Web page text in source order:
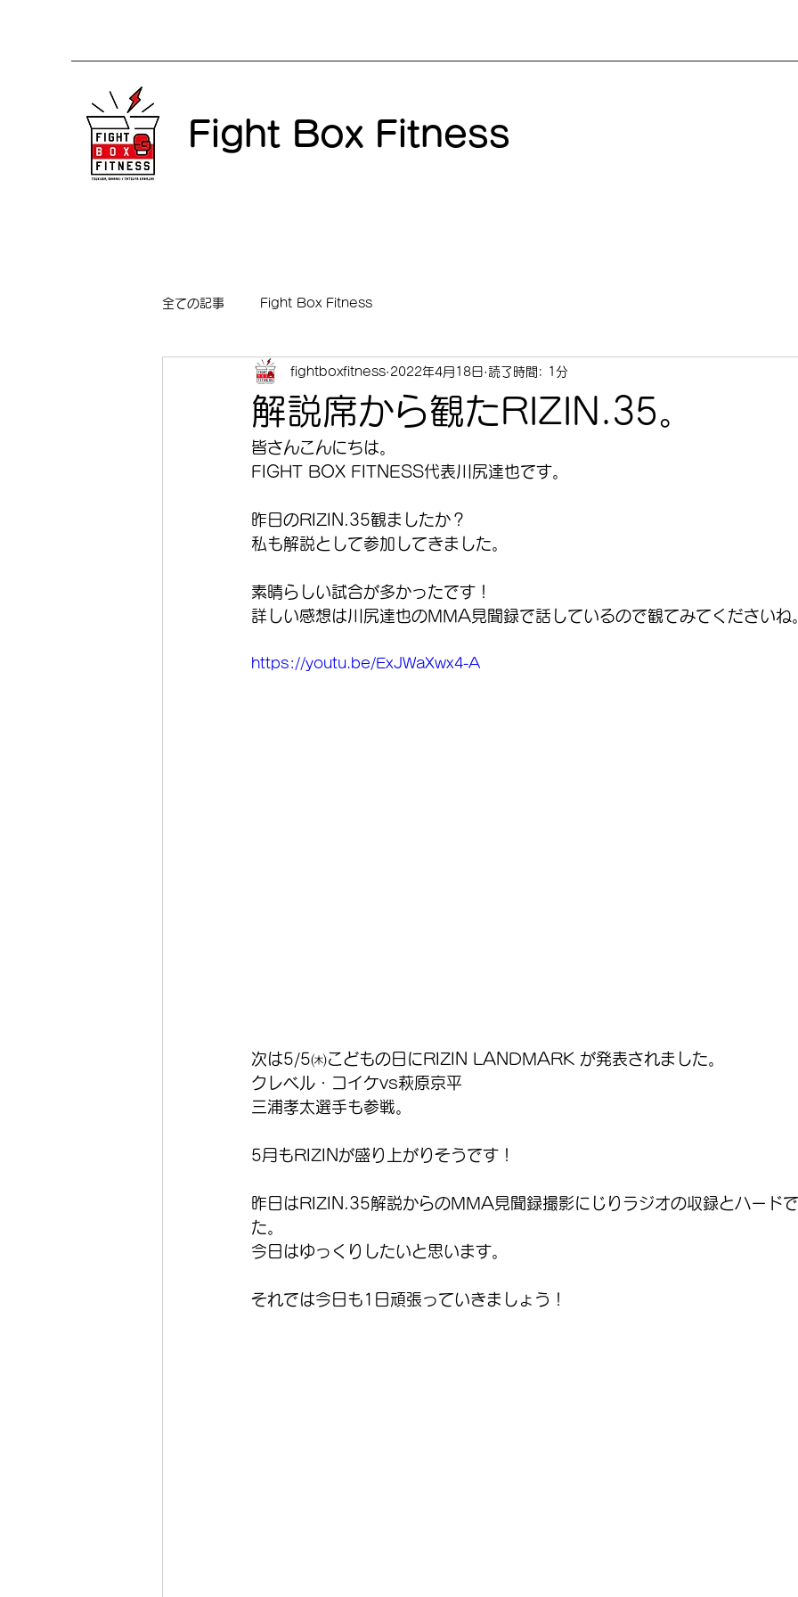
Fight Box Fitness
全ての記事 Fight Box Fitness
解説席から観たRIZIN.35。
fightboxfitness 2022年4月18日 読了時間: 1分
皆さんこんにちは。
FIGHT BOX FITNESS代表川尻達也です。
昨日のRIZIN.35観ましたか？
私も解説として参加してきました。
素晴らしい試合が多かったです！
詳しい感想は川尻達也のMMA見聞録で話しているので観てみてくださいね
https://youtu.be/ExJWaXwx4-A
次は5/5㈭こどもの日にRIZIN LANDMARK が発表されました。
クレベル・コイケvs萩原京平
三浦孝太選手も参戦。
5月もRIZINが盛り上がりそうです！
昨日はRIZIN.35解説からのMMA見聞録撮影にじりラジオの収録とハード
た。
今日はゆっくりしたいと思います。
それでは今日も1日頑張っていきましょう！